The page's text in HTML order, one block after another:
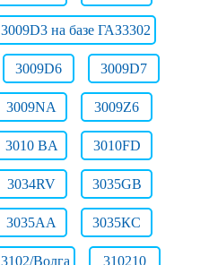
3009D3 на базе ГАЗ3302
3009D6 3009D7
3009NA 3009Z6
3010 BA 3010FD
3034RV 3035GB
3035АА 3035КС
3102/Волга 310210